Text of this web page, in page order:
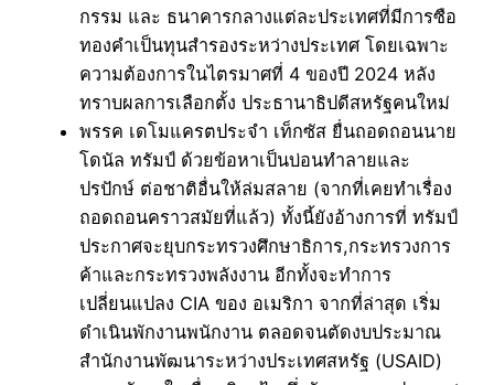
กรรม และ ธนาคารกลางแต่ละประเทศที่มีการซือ
ทองคำเป็นทุนสำรองระหว่างประเทศ โดยเฉพาะ
ความต้องการในไตรมาศที่ 4 ของปี 2024 หลัง
ทราบผลการเลือกตั้ง ประธานาธิปดีสหรัฐคนใหม่
พรรค เดโมแครตประจำ เท็กซัส ยื่นถอดถอนนาย
โดนัล ทรัมป์ ด้วยข้อหาเป็นบ่อนทำลายและ
ปรปักษ์ ต่อชาติอื่นให้ล่มสลาย (จากที่เคยทำเรื่อง
ถอดถอนคราวสมัยที่แล้ว) ทั้งนี้ยังอ้างการที่ ทรัมป์
ประกาศจะยุบกระทรวงศึกษาธิการ,กระทรวงการ
ค้าและกระทรวงพลังงาน อีกทั้งจะทำการ
เปลี่ยนแปลง CIA ของ อเมริกา จากที่ล่าสุด เริ่ม
ดำเนินพักงานพนักงาน ตลอดจนตัดงบประมาณ
สำนักงานพัฒนาระหว่างประเทศสหรัฐ (USAID)